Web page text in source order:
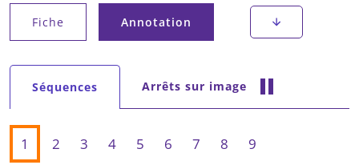
Onglets principaux
Fiche Annotation
(onglet actif)
Onglets secondaires
Séquences
(onglet actif) Arrêts sur image
1 2 3 4 5 6 7 8 9